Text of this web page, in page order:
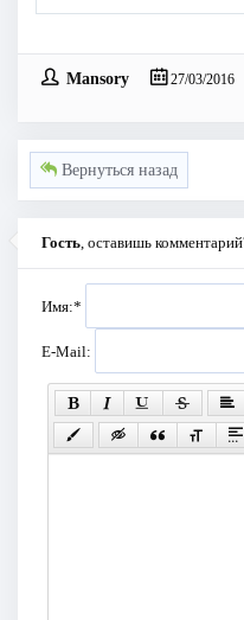
Mansory 27/03/2016
Вернуться назад
Гость , оставишь
Имя:*
E-Mail: